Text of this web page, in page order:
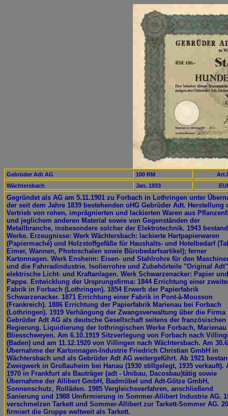
Gebrüder Adt AG 100 RM
Wächtersbach
Jan. 1933
Gegründet als AG am 5.11.1901 zu Forbach in Lothringen unter
der seit dem Jahre 1839 bestehenden oHG Gebrüder Adt. Herstellung
Vertrieb von rohen, imprägnierten und lackierten Waren aus
und jeglichem anderen Material sowie von Gegenständen der
Metallbranche, insbesondere solcher der Elektrotechnik. 1943
Werke. Erzeugnisse: Werk Wächtersbach: lackierte Hartpapierwaren
(Papiermaché) und Holzstoffgefäße für Haushalts- und Hotelbedarf
Eimer, Wannen, Photoschalen sowie Bürobedarfsartikel); ferner
Kartonnagen. Werk Ensheim: Eisen- und Stahlrohre für den
und die Fahrradindustrie. Isolierrohre und Zubehörteile "Original
elektrische Licht- und Kraftanlagen. Werk Schwarzenacker: Papier und
Pappe. Entwicklung der Ursprungsfirma: 1844 Errichtung einer
Fabrik in Forbach (Lothringen). 1854 Erwerb der Papierfabrik
Schwarzenacker. 1871 Errichtung einer Fabrik in Pont-à-Mousson
(Frankreich). 1886 Errichtung der Papierfabrik Marienau bei Forbach
(Lothringen). 1919 Verhängung der Zwangsverwaltung über die Firma
Gebrüder Adt AG als deutsche Gesellschaft seitens der französischen
Regierung. Liquidierung der lothringischen Werke Forbach,
Bliesschweyen. Am 6.10.1919 Sitzverlegung von Forbach nach
(Baden) und am 11.12.1920 von Villingen nach Wächtersbach. Am
Übernahme der Kartonnagen-Industrie Friedrich Christian GmbH in
Wächtersbach und als Gebrüder Adt AG weitergeführt. Ab 1921
Zweigwerk in Großauheim bei Hanau (1930 stillgelegt, 1935 verkauft).
1970 in Frankfurt als Bauträger (adt - Unibau, Dacosbau)tätig sowie
Übernahme der Allibert GmbH, Badmöbel und Adt-Götze GmbH,
Sonnenschutz, Rolläden. 1985 Vergleichsverfahren, anschließend
Sanierung und 1988 Umfirmierung in Sommer-Allibert Industrie AG.
verschmelzen Tarkett und Sommer-Allibert zur Tarkett-Sommer AG.
firmiert die Gruppe weltweit als Tarkett.